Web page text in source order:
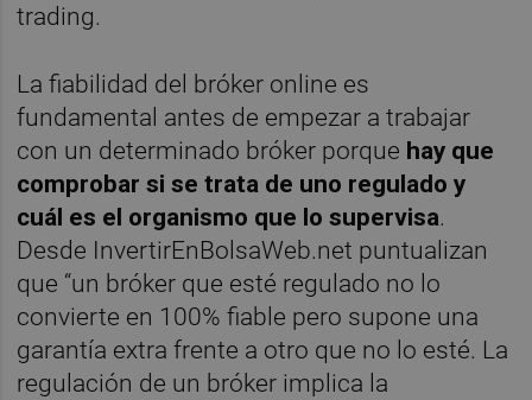
trading.
La fiabilidad del bróker online es
fundamental antes de empezar a trabajar
con un determinado bróker porque hay que
comprobar si se trata de uno regulado y
cuál es el organismo que lo supervisa.
Desde InvertirEnBolsaWeb.net puntualizan
que “un bróker que esté regulado no lo
convierte en 100% fiable pero supone una
garantía extra frente a otro que no lo esté. La
regulación de un bróker implica la